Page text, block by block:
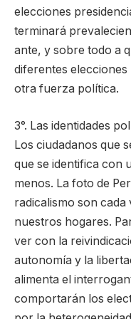
elecciones
terminará
ante, y sobre todo a
diferentes
otra fuerza política.
3°. Las identidades
Los ciudadanos que
que se identifica con
menos. La foto de
radicalismo son
nuestros hogares.
ver con la
autonomía y la
alimenta el
comportarán los